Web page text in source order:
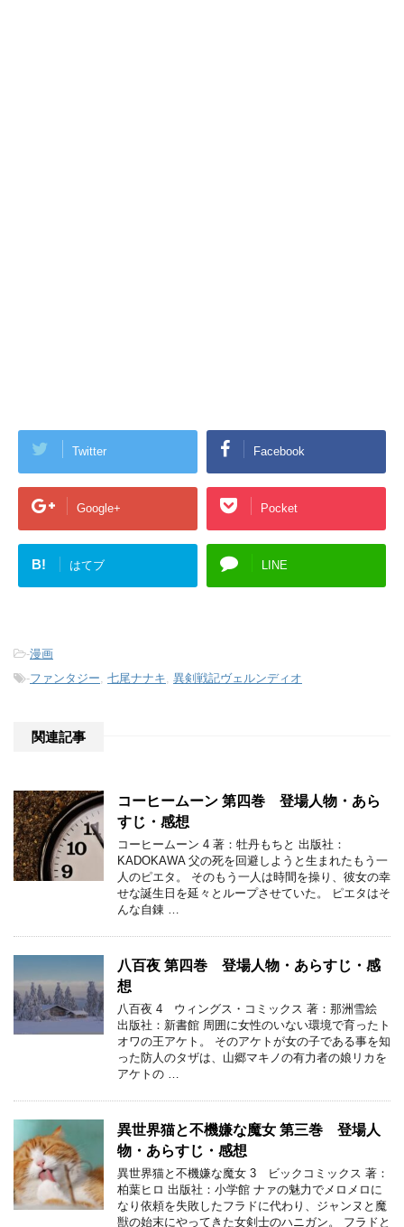
Twitter Facebook
Google+ Pocket
B! はてブ LINE
-漫画
-ファンタジー 七尾ナナキ 異剣戦記ヴェルンディオ
関連記事
コーヒームーン 第四巻 登場人物・あら
すじ・感想
コーヒームーン 4 著：牡丹もちと 出版社：
KADOKAWA 父の死を回避しようと生まれたもう一
人のピエタ。 そのもう一人は時間を操り、彼女の幸
せな誕生日を延々とループさせていた。 ピエタはそ
んな自錬 …
八百夜 第四巻 登場人物・あらすじ・感
想
八百夜 4 ウィングス・コミックス 著：那洲雪絵
出版社：新書館 周囲に女性のいない環境で育ったト
オワの王アケト。 そのアケトが女の子である事を知
った防人のタザは、山郷マキノの有力者の娘リカを
アケトの …
異世界猫と不機嫌な魔女 第三巻 登場人
物・あらすじ・感想
異世界猫と不機嫌な魔女 3 ビックコミックス 著：
柏葉ヒロ 出版社：小学館 ナァの魅力でメロメロに
なり依頼を失敗したフラドに代わり、ジャンヌと魔
獣の始末にやってきた女剣士のハニガン。 フラドと